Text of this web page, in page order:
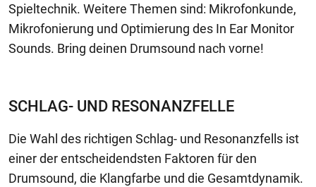
Spieltechnik. Weitere Themen sind: Mikrofonkunde,
Mikrofonierung und Optimierung des In Ear Monitor
Sounds. Bring deinen Drumsound nach vorne!
SCHLAG- UND RESONANZFELLE
Die Wahl des richtigen Schlag- und Resonanzfells ist
einer der entscheidendsten Faktoren für den
Drumsound, die Klangfarbe und die Gesamtdynamik.